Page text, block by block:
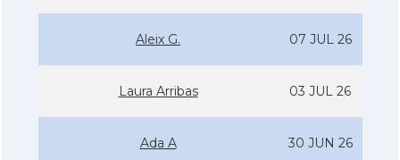
Aleix G. 07 JUL 26
Laura Arribas 03 JUL 26
Ada A 30 JUN 26